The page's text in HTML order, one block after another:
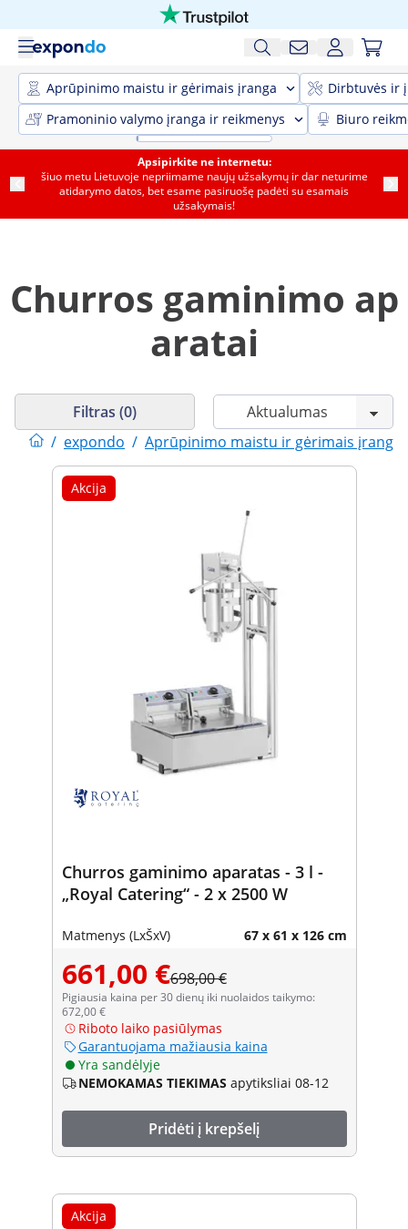
Aprūpinimo maistu ir gėrimais įranga
Dirbtuvės ir
Pramoninio valymo įranga ir reikmenys
Biuro
Apsipirkite ne internetu:
šiuo metu Lietuvoje nepriimame naujų užsakymų ir dar neturime
atidarymo datos, bet esame pasiruošę padėti su esamais
užsakymais!
Churros gaminimo ap
aratai
/ expondo / Aprūpinimo maistu ir gėrimais įranga
Filtras (0)
Akcija
Churros gaminimo aparatas - 3 l -
„Royal Catering“ - 2 x 2500 W
Matmenys (LxŠxV) 67 x 61 x 126 cm
661,00 €698,00 €
Pigiausia kaina per 30 dienų iki nuolaidos taikymo:
672,00 €
Riboto laiko pasiūlymas
Garantuojama mažiausia kaina
Yra sandėlyje
NEMOKAMAS TIEKIMAS apytiksliai 08-12
Pridėti į krepšelį
Akcija